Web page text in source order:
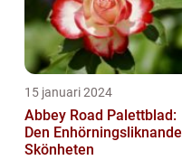
15 januari 2024
Abbey Road Palettblad:
Den Enhörningsliknande
Skönheten